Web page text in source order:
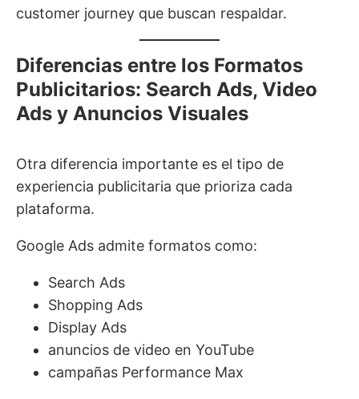
customer journey que buscan respaldar.
Diferencias entre los Formatos
Publicitarios: Search Ads, Video
Ads y Anuncios Visuales
Otra diferencia importante es el tipo de
experiencia publicitaria que prioriza cada
plataforma.
Google Ads admite formatos como:
Search Ads
Shopping Ads
Display Ads
anuncios de video en YouTube
campañas Performance Max